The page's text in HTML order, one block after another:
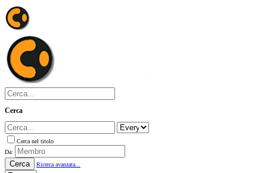
Cerca
Cerca nel titolo
Da:
Cerca Ricerca avanzata...